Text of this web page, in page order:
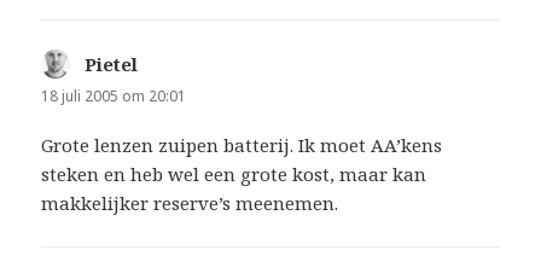
Pietel
18 juli 2005 om 20:01
Grote lenzen zuipen batterij. Ik moet AA’kens
steken en heb wel een grote kost, maar kan
makkelijker reserve’s meenemen.